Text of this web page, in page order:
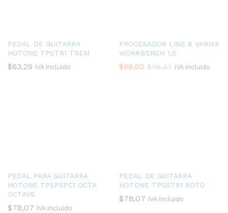
PEDAL DE GUITARRA
HOTONE TPSTR1 TREM
$63,29 IVA incluido
PROCESADOR LINE 6 VARIAX
WORKBENCH 1,5
$88,60 $118,87 IVA incluido
PEDAL PARA GUITARRA
HOTONE TPSPSPC1 OCTA
OCTAVE
$78,07 IVA incluido
PEDAL DE GUITARRA
HOTONE TPSSTR1 ROTO
$78,07 IVA incluido